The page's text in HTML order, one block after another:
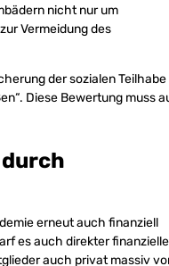
nicht nur um
Vermeidung des
der sozialen
Diese Bewertung muss
erneut auch finanziell
es auch direkter
auch privat massiv